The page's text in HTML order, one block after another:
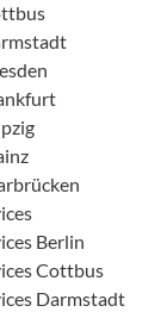
Berlin
Cottbus
Darmstadt